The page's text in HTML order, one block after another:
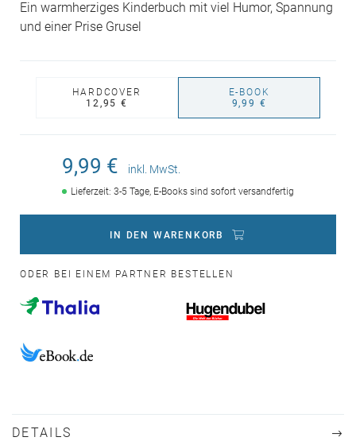
Ein warmherziges Kinderbuch mit viel Humor, Spannung
und einer Prise Grusel
HARDCOVER
12,95 €
E-BOOK
9,99 €
9,99 € inkl. MwSt.
Lieferzeit: 3-5 Tage, E-Books sind sofort versandfertig
IN DEN WARENKORB
ODER BEI EINEM PARTNER BESTELLEN
DETAILS